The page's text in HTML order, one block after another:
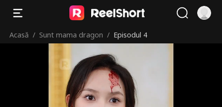
Acasă / Sunt mama dragon / Episodul 4